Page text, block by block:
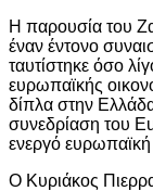
Η παρουσία του
έναν έντονο
ταυτίστηκε όσο
ευρωπαϊκής
δίπλα στην
συνεδρίαση του
ενεργό ευρωπαϊκή
Ο Κυριάκος